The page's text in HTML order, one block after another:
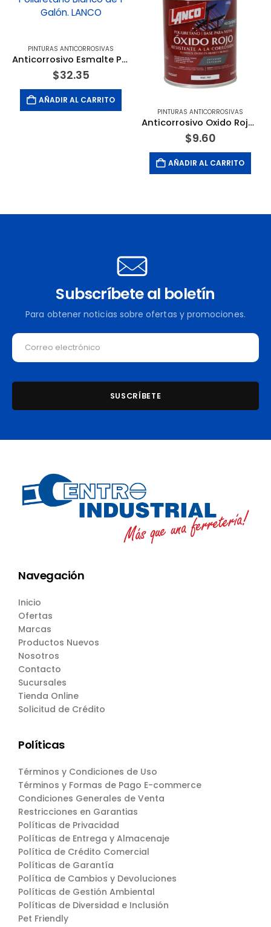
PINTURAS ANTICORROSIVAS
Anticorrosivo Esmalte Poliuretano Blanco de 1 Galón. LANCO
$32.35
AÑADIR AL CARRITO
PINTURAS ANTICORROSIVAS
Anticorrosivo Oxido Rojo de 1/4 Galones. LANCO
$9.60
AÑADIR AL CARRITO
Subscríbete al boletín
Para obtener noticias sobre ofertas y promociones.
Navegación
Inicio
Ofertas
Marcas
Productos Nuevos
Nosotros
Contacto
Sucursales
Tienda Online
Solicitud de Crédito
Políticas
Términos y Condiciones de Uso
Términos y Formas de Pago E-commerce
Condiciones Generales de Venta
Restricciones en Garantias
Políticas de Privacidad
Políticas de Entrega y Almacenaje
Política de Crédito Comercial
Políticas de Garantía
Política de Cambios y Devoluciones
Políticas de Gestión Ambiental
Políticas de Diversidad e Inclusión
Pet Friendly